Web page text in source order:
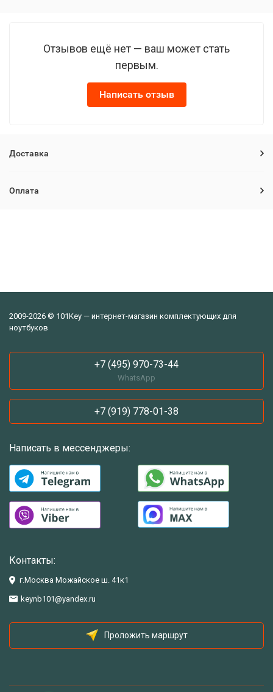
Отзывов ещё нет — ваш может стать
первым.
Написать отзыв
Доставка
Оплата
2009-2026 © 101Key — интернет-магазин комплектующих для
ноутбуков
+7 (495) 970-73-44
WhatsApp
+7 (919) 778-01-38
Написать в мессенджеры:
Контакты:
г.Москва Можайское ш. 41к1
keynb101@yandex.ru
Проложить маршрут